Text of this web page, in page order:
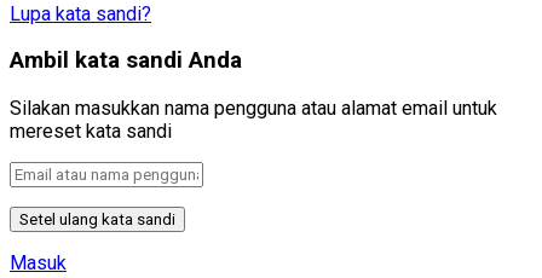
Lupa kata sandi?
Ambil kata sandi Anda
Silakan masukkan nama pengguna atau alamat email untuk
mereset kata sandi
Masuk